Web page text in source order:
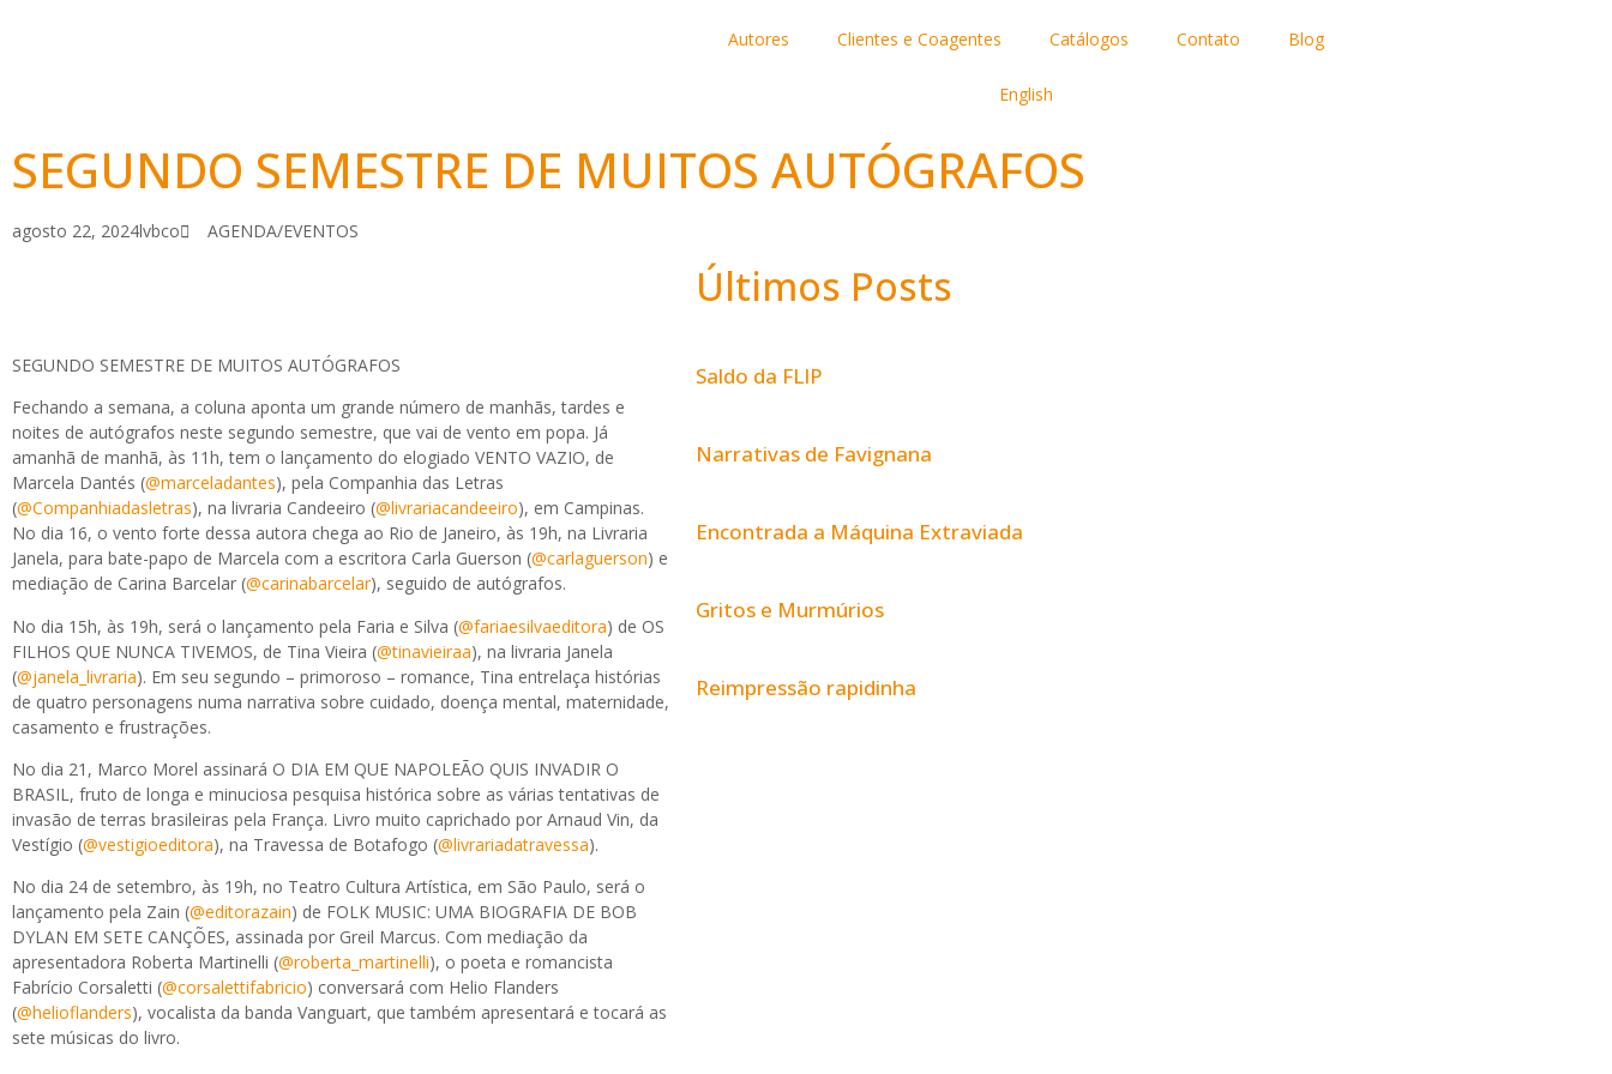
Autores Clientes e Coagentes Catálogos Contato Blog
English
SEGUNDO SEMESTRE DE MUITOS AUTÓGRAFOS
agosto 22, 2024lvbco AGENDA/EVENTOS
SEGUNDO SEMESTRE DE MUITOS AUTÓGRAFOS
Fechando a semana, a coluna aponta um grande número de manhãs, tardes e
noites de autógrafos neste segundo semestre, que vai de vento em popa. Já
amanhã de manhã, às 11h, tem o lançamento do elogiado VENTO VAZIO, de
Marcela Dantés (@marceladantes), pela Companhia das Letras
(@Companhiadasletras), na livraria Candeeiro (@livrariacandeeiro), em Campinas.
No dia 16, o vento forte dessa autora chega ao Rio de Janeiro, às 19h, na Livraria
Janela, para bate-papo de Marcela com a escritora Carla Guerson (@carlaguerson) e
mediação de Carina Barcelar (@carinabarcelar), seguido de autógrafos.
No dia 15h, às 19h, será o lançamento pela Faria e Silva (@fariaesilvaeditora) de OS
FILHOS QUE NUNCA TIVEMOS, de Tina Vieira (@tinavieiraa), na livraria Janela
(@janela_livraria). Em seu segundo – primoroso – romance, Tina entrelaça histórias
de quatro personagens numa narrativa sobre cuidado, doença mental, maternidade,
casamento e frustrações.
No dia 21, Marco Morel assinará O DIA EM QUE NAPOLEÃO QUIS INVADIR O
BRASIL, fruto de longa e minuciosa pesquisa histórica sobre as várias tentativas de
invasão de terras brasileiras pela França. Livro muito caprichado por Arnaud Vin, da
Vestígio (@vestigioeditora), na Travessa de Botafogo (@livrariadatravessa).
No dia 24 de setembro, às 19h, no Teatro Cultura Artística, em São Paulo, será o
lançamento pela Zain (@editorazain) de FOLK MUSIC: UMA BIOGRAFIA DE BOB
DYLAN EM SETE CANÇÕES, assinada por Greil Marcus. Com mediação da
apresentadora Roberta Martinelli (@roberta_martinelli), o poeta e romancista
Fabrício Corsaletti (@corsalettifabricio) conversará com Helio Flanders
(@helioflanders), vocalista da banda Vanguart, que também apresentará e tocará as
sete músicas do livro.
Últimos Posts
Saldo da FLIP
Narrativas de Favignana
Encontrada a Máquina Extraviada
Gritos e Murmúrios
Reimpressão rapidinha